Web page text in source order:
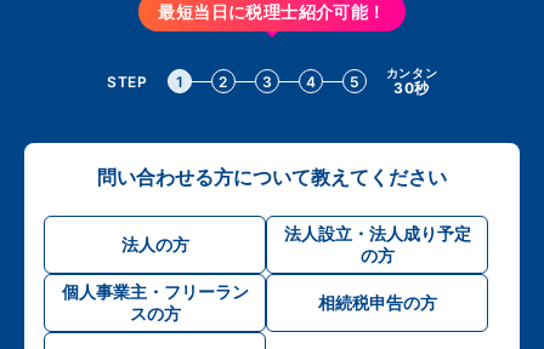
最短当日に税理士紹介可能！
STEP 1 2 3 4 5 カンタン
30秒
問い合わせる方について教えてください
法人の方
法人設立・法人成り予定
の方
個人事業主・フリーラン
スの方
相続税申告の方